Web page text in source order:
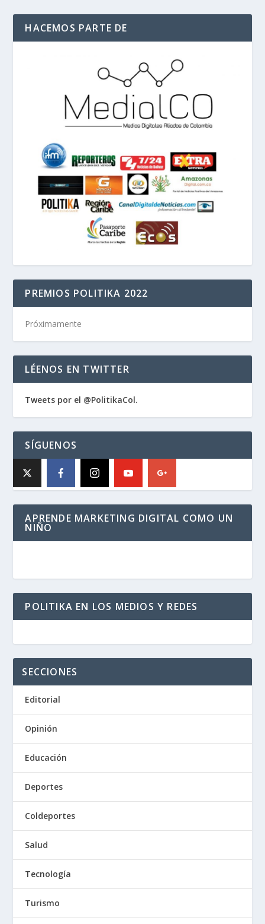
HACEMOS PARTE DE
PREMIOS POLITIKA 2022
Próximamente
LÉENOS EN TWITTER
Tweets por el @PolitikaCol.
SÍGUENOS
APRENDE MARKETING DIGITAL COMO UN
NIÑO
POLITIKA EN LOS MEDIOS Y REDES
SECCIONES
Editorial
Opinión
Educación
Deportes
Coldeportes
Salud
Tecnología
Turismo